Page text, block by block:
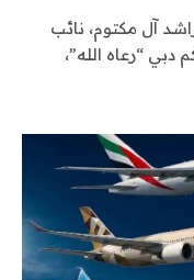
آل مكتوم، نائب
“رعاه الله”،